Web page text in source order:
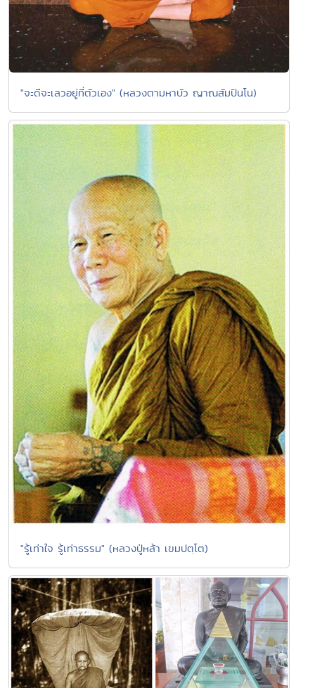
"จะดีจะเลวอยู่ที่ตัวเอง" (หลวงตามหาบัว ญาณสัมปันโน)
"รู้เท่าใจ รู้เท่าธรรม" (หลวงปู่หล้า เขมปตฺโต)